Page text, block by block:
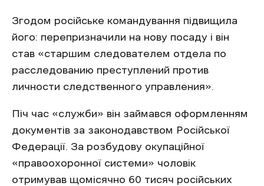
Згодом російське командування підвищила
його: перепризначили на нову посаду і він
став «старшим следователем отдела по
расследованию преступлений против
личности следственного управления».
Піч час «служби» він займався оформленням
документів за законодавством Російської
Федерації. За розбудову окупаційної
«правоохоронної системи» чоловік
отримував щомісячно 60 тисяч російських